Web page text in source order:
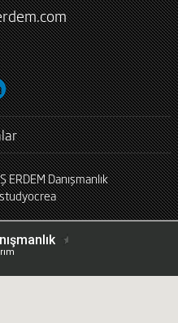
Danışmanlık
studyocrea